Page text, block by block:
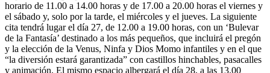
horario de 11.00 a 14.00 horas y de 17.00 a 20.00 horas el viernes y
el sábado y, solo por la tarde, el miércoles y el jueves. La siguiente
cita tendrá lugar el día 27, de 12.00 a 19.00 horas, con un ‘Bulevar
de la Fantasía’ destinado a los más pequeños, que incluirá el pregón
y la elección de la Venus, Ninfa y Dios Momo infantiles y en el que
“la diversión estará garantizada” con castillos hinchables, pasacalles
y animación. El mismo espacio albergará el día 28, a las 13.00